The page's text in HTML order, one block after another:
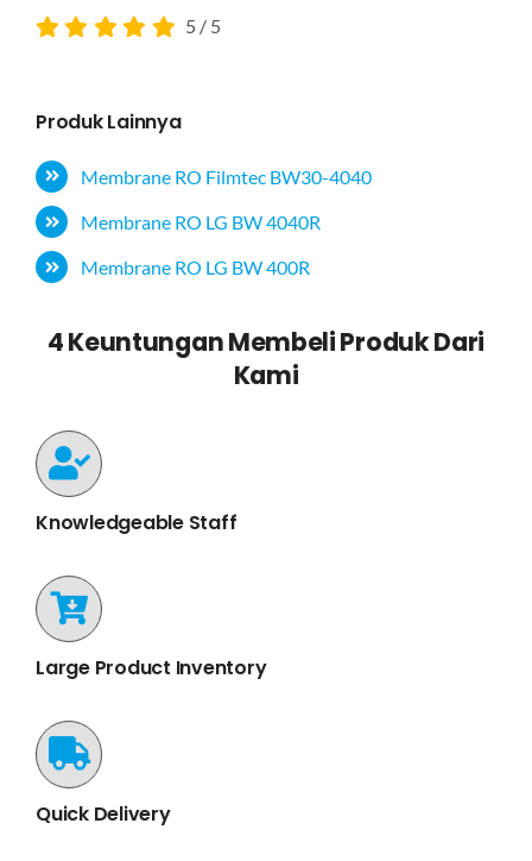
5 / 5
Produk Lainnya
Membrane RO Filmtec BW30-4040
Membrane RO LG BW 4040R
Membrane RO LG BW 400R
4 Keuntungan Membeli Produk Dari
Kami
Knowledgeable Staff
Large Product Inventory
Quick Delivery